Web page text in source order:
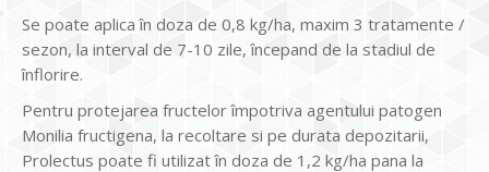
Se poate aplica în doza de 0,8 kg/ha, maxim 3 tratamente /
sezon, la interval de 7-10 zile, începand de la stadiul de
înflorire.
Pentru protejarea fructelor împotriva agentului patogen
Monilia fructigena, la recoltare si pe durata depozitarii,
Prolectus poate fi utilizat în doza de 1,2 kg/ha pana la